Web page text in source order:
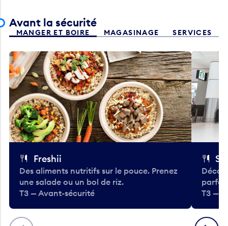
Avant la sécurité
MANGER ET BOIRE MAGASINAGE SERVICES
Précédent
Freshii
Des aliments nutritifs sur le pouce. Prenez
une salade ou un bol de riz.
T3 — Avant-sécurité
T3 —
Suivant